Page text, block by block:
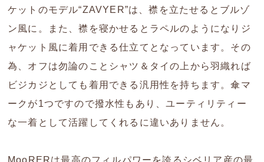
ケットのモデル“ZAVYER”は、襟を立たせるとブルゾ
ン風に。また、襟を寝かせるとラペルのようになりジ
ャケット風に着用できる仕立てとなっています。その
為、オフは勿論のことシャツ＆タイの上から羽織れば
ビジカジとしても着用できる汎用性を持ちます。傘マ
ークが1つですので撥水性もあり、ユーティリティー
な一着として活躍してくれるに違いありません。
MooRERは最高のフィルパワーを誇るシベリア産の最